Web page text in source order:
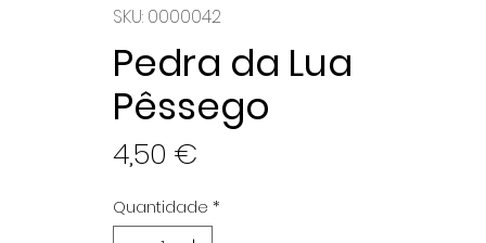
SKU: 0000042
Pedra da Lua
Pêssego
4,50 €
Quantidade *